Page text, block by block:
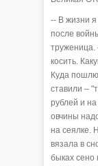
-- В жизни я
после
труженица.
косить.
Куда
ставили –
рублей и
овчины
на сеялке.
вязала в
быках сено